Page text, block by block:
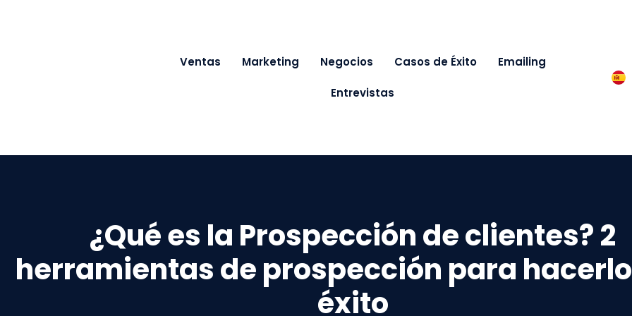
Ventas Marketing Negocios Casos de Éxito Emailing
Entrevistas
¿Qué es la Prospección de clientes? 2
herramientas de prospección para
éxito